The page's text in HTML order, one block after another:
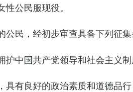
公民服现役。
民，经初步审查具备下列征集
护中国共产党领导和社会主义制
具有良好的政治素质和道德品行